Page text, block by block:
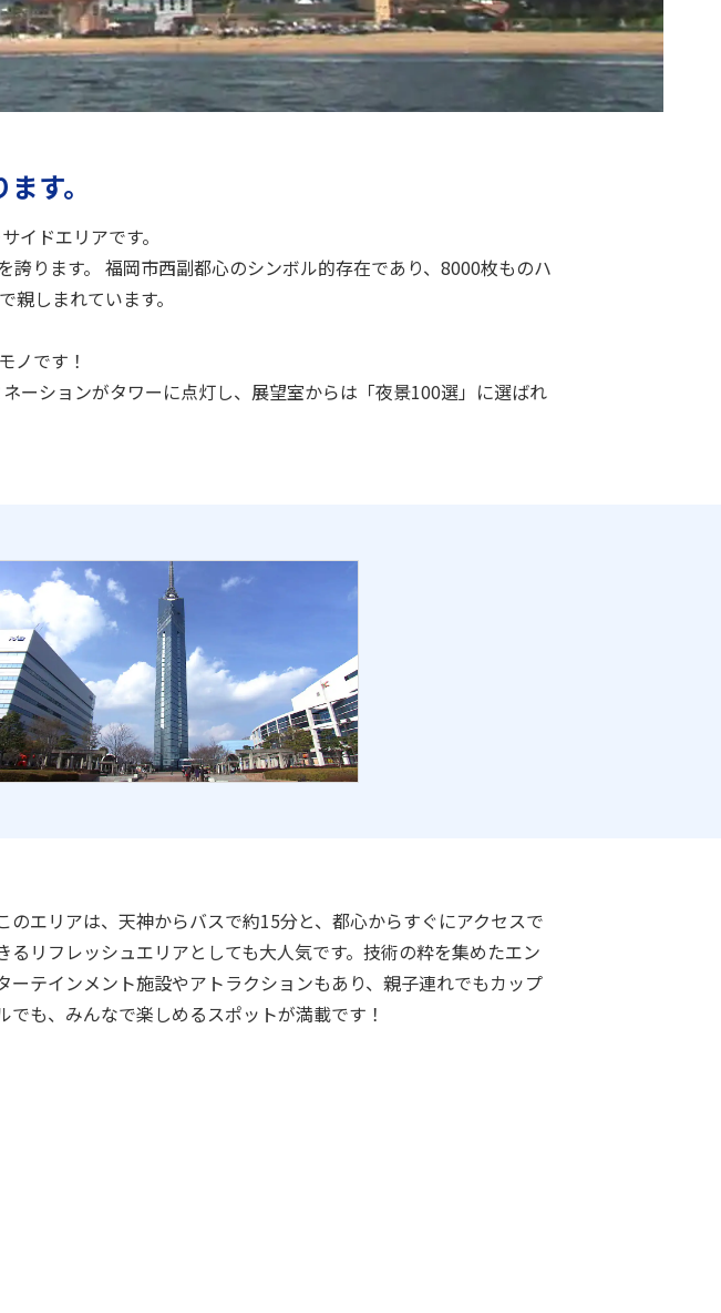
す。
イドエリアです。
ります。 福岡市西副都心のシンボル的存在であり、8000枚ものハ
しまれています。
ノです！
ーションがタワーに点灯し、展望室からは「夜景100選」に選ばれ
のエリアは、天神からバスで約15分と、都心からすぐにアクセスで
るリフレッシュエリアとしても大人気です。技術の粋を集めたエン
ーテインメント施設やアトラクションもあり、親子連れでもカップ
でも、みんなで楽しめるスポットが満載です！